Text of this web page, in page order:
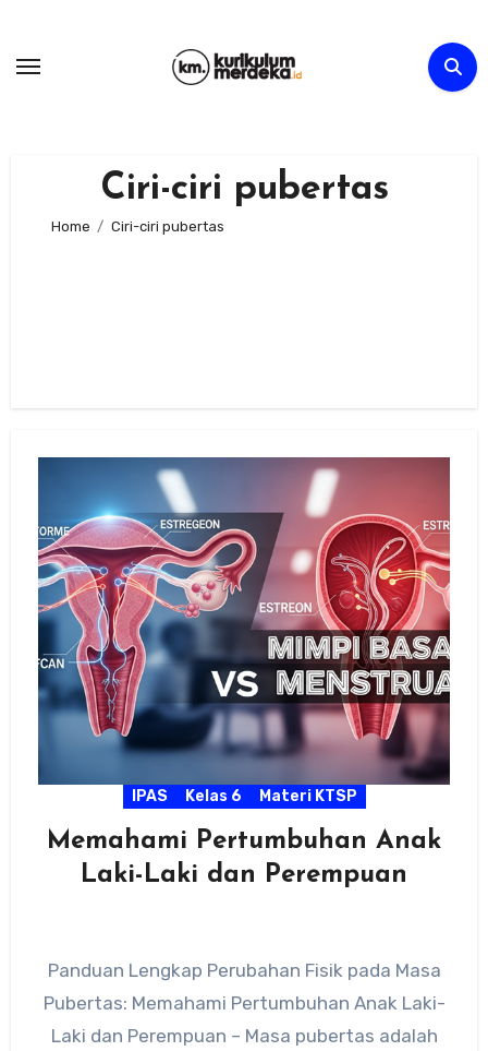
content
Ciri-ciri pubertas
Home Ciri-ciri pubertas
IPAS Kelas 6 Materi KTSP
Memahami Pertumbuhan Anak
Laki-Laki dan Perempuan
Panduan Lengkap Perubahan Fisik pada Masa
Pubertas: Memahami Pertumbuhan Anak Laki-
Laki dan Perempuan – Masa pubertas adalah